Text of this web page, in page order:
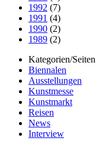
1992 (7)
1991 (4)
1990 (2)
1989 (2)
Kategorien/Seiten
Biennalen
Ausstellungen
Kunstmesse
Kunstmarkt
Reisen
News
Interview